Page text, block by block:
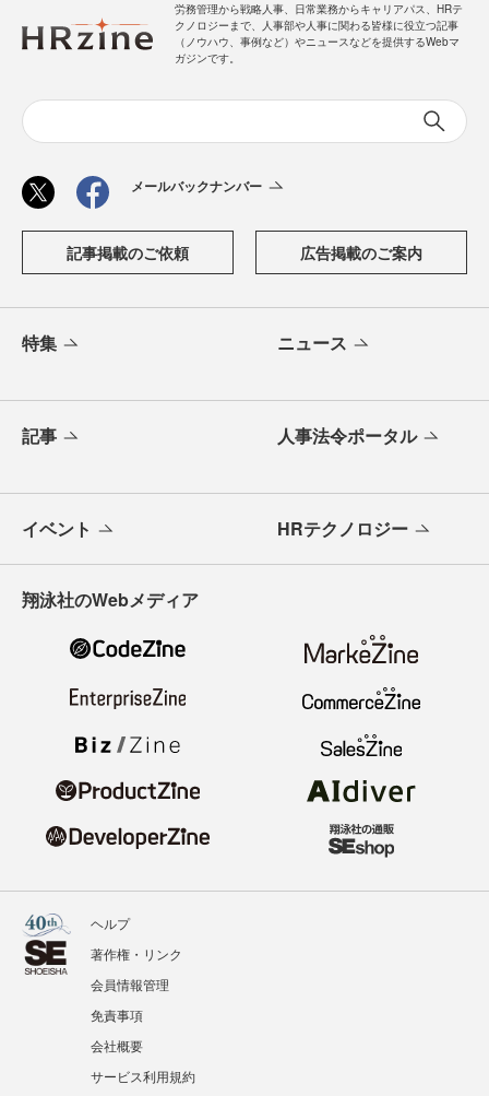
労務管理から戦略人事、日常業務からキャリアパス、HRテ
クノロジーまで、人事部や人事に関わる皆様に役立つ記事
（ノウハウ、事例など）やニュースなどを提供するWebマ
ガジンです。
メールバックナンバー
記事掲載のご依頼 広告掲載のご案内
特集 ニュース
記事 人事法令ポータル
イベント HRテクノロジー
翔泳社のWebメディア
ヘルプ
著作権・リンク
会員情報管理
免責事項
会社概要
サービス利用規約